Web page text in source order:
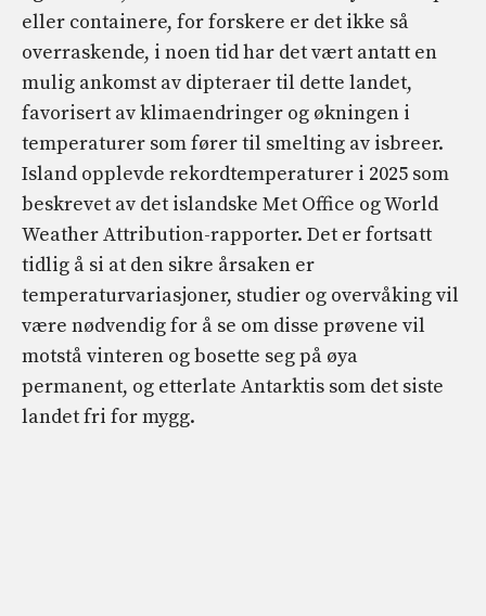
eller containere, for forskere er det ikke så
overraskende, i noen tid har det vært antatt en
mulig ankomst av dipteraer til dette landet,
favorisert av klimaendringer og økningen i
temperaturer som fører til smelting av isbreer.
Island opplevde rekordtemperaturer i 2025 som
beskrevet av det islandske Met Office og World
Weather Attribution-rapporter. Det er fortsatt
tidlig å si at den sikre årsaken er
temperaturvariasjoner, studier og overvåking vil
være nødvendig for å se om disse prøvene vil
motstå vinteren og bosette seg på øya
permanent, og etterlate Antarktis som det siste
landet fri for mygg.